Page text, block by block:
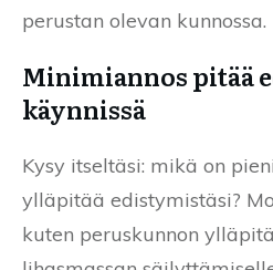
perustan olevan kunnossa.
Minimiannos pitää
käynnissä
Kysy itseltäsi: mikä on
ylläpitää edistymistäsi?
kuten peruskunnon